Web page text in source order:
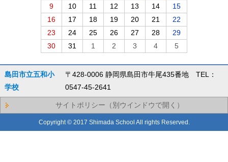
9
10 11 12 13 14
15
16
17 18 19 20 21
22
23
24 25 26 27 28
29
30
31 1 2 3 4 5
島田市立五和小
学校
〒428-0006 静岡県島田市牛尾435番地 TEL：
0547-45-2641
サイトポリシー（別ウインドウで開く）
Copyright © 2017 Shimada School All rights Reserved.